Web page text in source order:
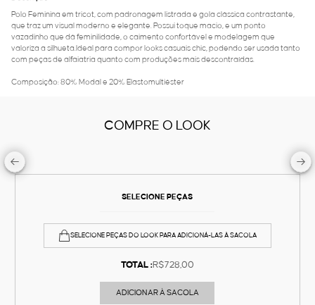
Polo Feminina em tricot, com padronagem listrada e gola clássica contrastante,
que traz um visual moderno e elegante. Possui toque macio, e um ponto
vazadinho que dá feminilidade, o caimento confortável e modelagem que
valoriza a silhueta.Ideal para compor looks casuais chic, podendo ser usada tanto
com peças de alfaiatria quanto com produções mais descontraídas.
Composição: 80% Modal e 20% Elastomultiéster
COMPRE O LOOK
SELECIONE PEÇAS
SELECIONE PEÇAS DO LOOK PARA ADICIONÁ-LAS À SACOLA
TOTAL :R$728,00
ADICIONAR À SACOLA